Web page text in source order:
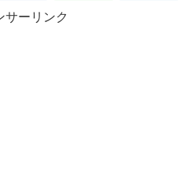
サーリンク